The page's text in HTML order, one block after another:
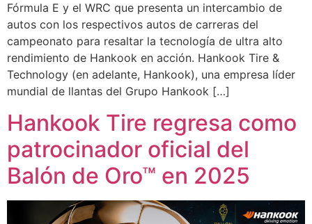
Fórmula E y el WRC que presenta un intercambio de
autos con los respectivos autos de carreras del
campeonato para resaltar la tecnología de ultra alto
rendimiento de Hankook en acción. Hankook Tire &
Technology (en adelante, Hankook), una empresa líder
mundial de llantas del Grupo Hankook […]
Hankook Tire regresa como
patrocinador oficial del
Balón de Oro™ en 2025